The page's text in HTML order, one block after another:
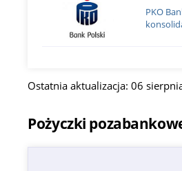
PKO
Ostatnia aktualizacja: 06
Pożyczki